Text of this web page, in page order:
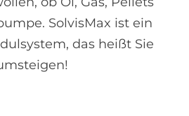
SolvisMax ist ein
das heißt Sie